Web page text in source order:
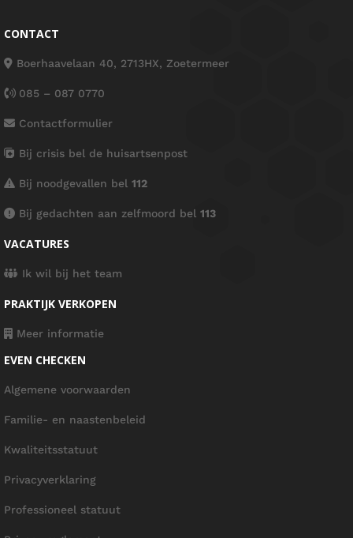
CONTACT
Boerhaavelaan 40, 2713HX, Zoetermeer
085 – 087 0770
Contactformulier
Bij crisis bel de huisartsenpost
Bij noodgevallen bel 112
Bij gedachten aan zelfmoord bel 113
VACATURES
Ik wil bij het team
PRAKTIJK VERKOPEN
Meer informatie
EVEN CHECKEN
Algemene voorwaarden
Familie- en naastenbeleid
Kwaliteitsstatuut
Privacyverklaring
Professioneel statuut